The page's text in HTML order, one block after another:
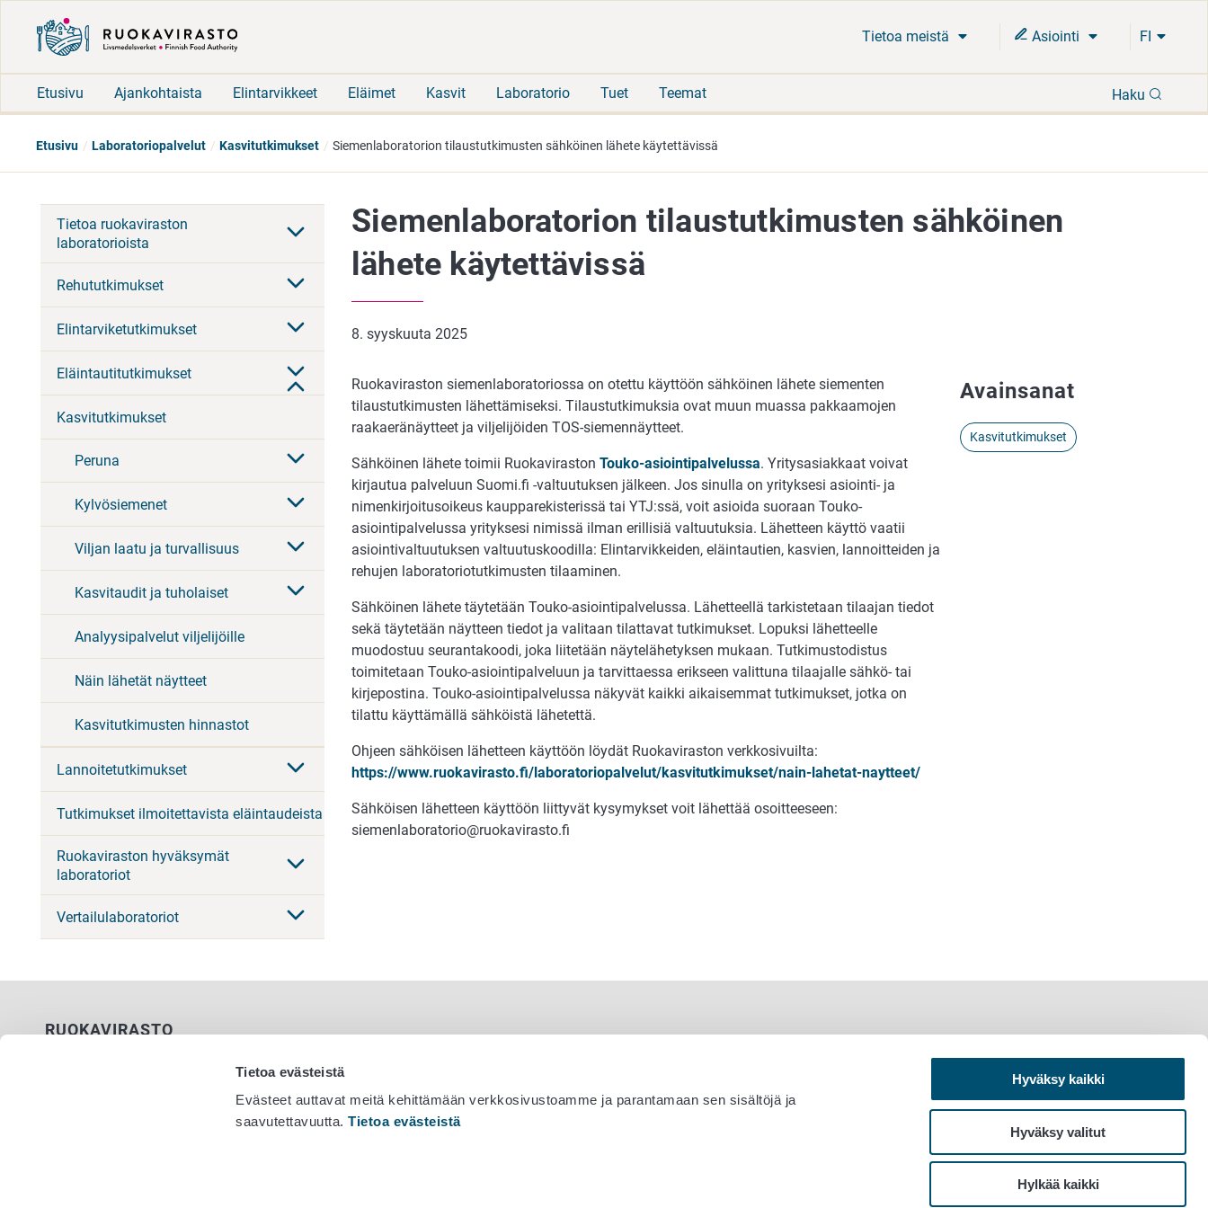
Tietoa evästeistä
Evästeet auttavat meitä kehittämään verkkosivustoamme ja parantamaan sen sisältöjä ja
saavutettavuutta.Tietoa evästeistä
Hyväksy kaikki
Hyväksy valitut
Hylkää kaikki
Tietoa meistä Asiointi FI
Etusivu Ajankohtaista Elintarvikkeet Eläimet Kasvit Laboratorio Tuet Teemat Haku
Etusivu Laboratoriopalvelut Kasvitutkimukset Siemenlaboratorion tilaustutkimusten sähköinen lähete käytettävissä
Tietoa ruokaviraston
laboratorioista
Rehututkimukset
Elintarviketutkimukset
Eläintautitutkimukset
Kasvitutkimukset
Peruna
Kylvösiemenet
Viljan laatu ja turvallisuus
Kasvitaudit ja tuholaiset
Analyysipalvelut viljelijöille
Näin lähetät näytteet
Kasvitutkimusten hinnastot
Lannoitetutkimukset
Tutkimukset ilmoitettavista eläintaudeista
Ruokaviraston hyväksymät
laboratoriot
Vertailulaboratoriot
Siemenlaboratorion tilaustutkimusten sähköinen
lähete käytettävissä
8. syyskuuta 2025
Ruokaviraston siemenlaboratoriossa on otettu käyttöön sähköinen lähete siementen
tilaustutkimusten lähettämiseksi. Tilaustutkimuksia ovat muun muassa pakkaamojen
raakaeränäytteet ja viljelijöiden TOS-siemennäytteet.
Sähköinen lähete toimii Ruokaviraston Touko-asiointipalvelussa. Yritysasiakkaat voivat
kirjautua palveluun Suomi.fi -valtuutuksen jälkeen. Jos sinulla on yrityksesi asiointi- ja
nimenkirjoitusoikeus kaupparekisterissä tai YTJ:ssä, voit asioida suoraan Touko-
asiointipalvelussa yrityksesi nimissä ilman erillisiä valtuutuksia. Lähetteen käyttö vaatii
asiointivaltuutuksen valtuutuskoodilla: Elintarvikkeiden, eläintautien, kasvien, lannoitteiden ja
rehujen laboratoriotutkimusten tilaaminen.
Sähköinen lähete täytetään Touko-asiointipalvelussa. Lähetteellä tarkistetaan tilaajan tiedot
sekä täytetään näytteen tiedot ja valitaan tilattavat tutkimukset. Lopuksi lähetteelle
muodostuu seurantakoodi, joka liitetään näytelähetyksen mukaan. Tutkimustodistus
toimitetaan Touko-asiointipalveluun ja tarvittaessa erikseen valittuna tilaajalle sähkö- tai
kirjepostina. Touko-asiointipalvelussa näkyvät kaikki aikaisemmat tutkimukset, jotka on
tilattu käyttämällä sähköistä lähetettä.
Ohjeen sähköisen lähetteen käyttöön löydät Ruokaviraston verkkosivuilta:
https://www.ruokavirasto.fi/laboratoriopalvelut/kasvitutkimukset/nain-lahetat-naytteet/
Sähköisen lähetteen käyttöön liittyvät kysymykset voit lähettää osoitteeseen:
siemenlaboratorio@ruokavirasto.fi
Avainsanat
Kasvitutkimukset
RUOKAVIRASTO